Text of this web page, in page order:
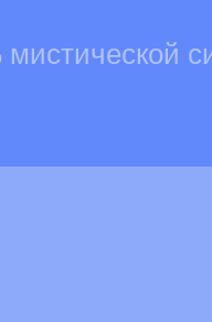
мистической